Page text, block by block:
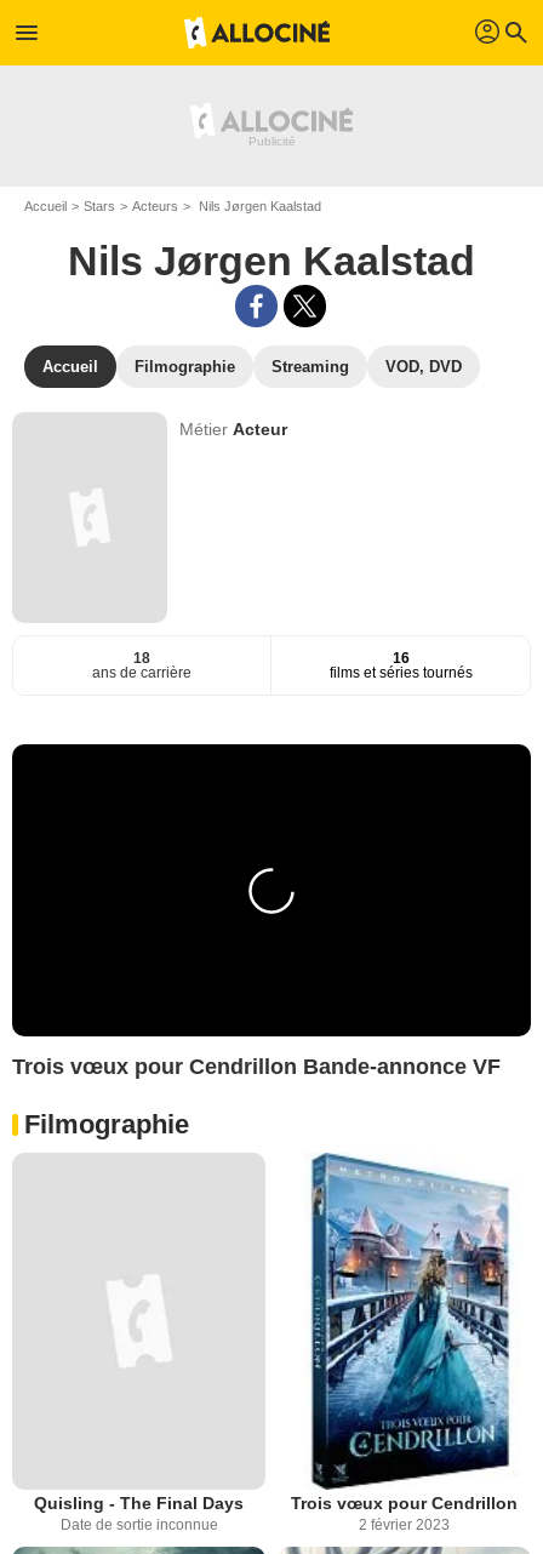
menu profil search
Accueil Stars Acteurs Nils Jørgen Kaalstad
Nils Jørgen Kaalstad
Accueil Filmographie Streaming VOD, DVD
MétierActeur
18
ans de carrière
16
films et séries tournés
Trois vœux pour Cendrillon Bande-annonce VF
Filmographie
Quisling - The Final Days
Date de sortie inconnue
Trois vœux pour Cendrillon
2 février 2023